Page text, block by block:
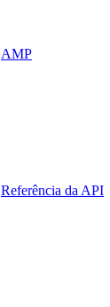
AMP
Referência da API